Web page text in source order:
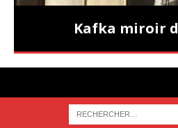
Kafka miroir